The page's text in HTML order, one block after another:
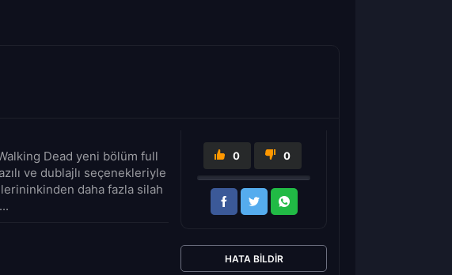
Dead yeni bölüm full
ve dublajlı seçenekleriyle
daha fazla silah
0 0
HATA BILDIR